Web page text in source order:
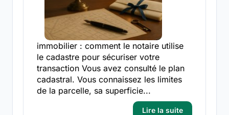
immobilier : comment le notaire utilise
le cadastre pour sécuriser votre
transaction Vous avez consulté le plan
cadastral. Vous connaissez les limites
de la parcelle, sa superficie...
Lire la suite